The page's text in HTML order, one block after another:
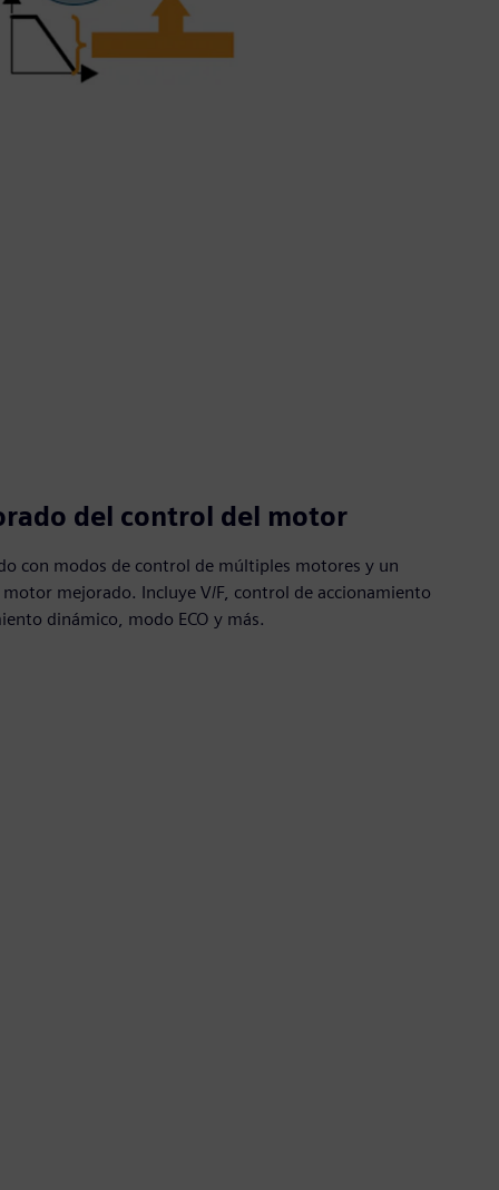
del control del motor
con modos de control de múltiples motores y un
mejorado. Incluye V/F, control de accionamiento
dinámico, modo ECO y más.